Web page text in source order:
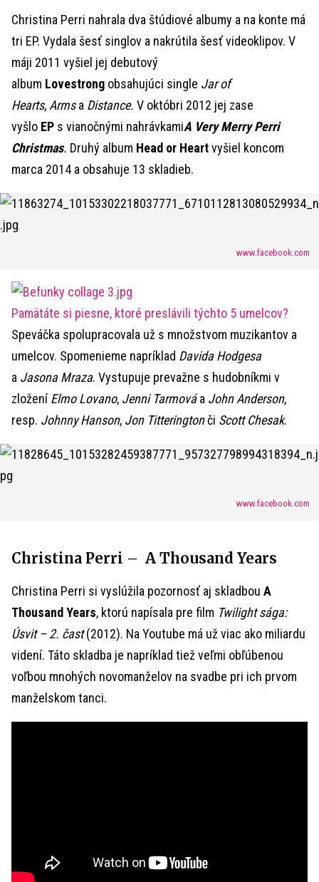
Christina Perri nahrala dva štúdiové albumy a na konte má
tri EP. Vydala šesť singlov a nakrútila šesť videoklipov. V
máji 2011 vyšiel jej debutový
album Lovestrong obsahujúci single Jar of
Hearts,Armsa Distance. V októbri 2012 jej zase
vyšlo EP s vianočnými nahrávkamiA Very Merry Perri
Christmas. Druhý album Head or Heartvyšiel koncom
marca 2014 a obsahuje 13 skladieb.
www.facebook.com
Pamätáte si piesne, ktoré preslávili týchto 5 umelcov?
Speváčka spolupracovala už s množstvom muzikantov a
umelcov. Spomenieme napríklad Davida Hodgesa
a Jasona Mraza. Vystupuje prevažne s hudobníkmi v
zloženíElmo Lovano, Jenni Tarmováa John Anderson,
resp. Johnny Hanson, Jon Titteringtonči Scott Chesak.
www.facebook.com
Christina Perri – A Thousand Years
Christina Perri si vyslúžila pozornosť aj skladbou A
Thousand Years, ktorú napísala pre film Twilight sága:
Úsvit – 2. čast(2012). Na Youtube má už viac ako miliardu
videní. Táto skladba je napríklad tiež veľmi obľúbenou
voľbou mnohých novomanželov na svadbe pri ich prvom
manželskom tanci.